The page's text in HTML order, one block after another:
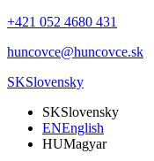
+421 052 4680 431
huncovce@huncovce.sk
SKSlovensky
SKSlovensky
ENEnglish
HUMagyar